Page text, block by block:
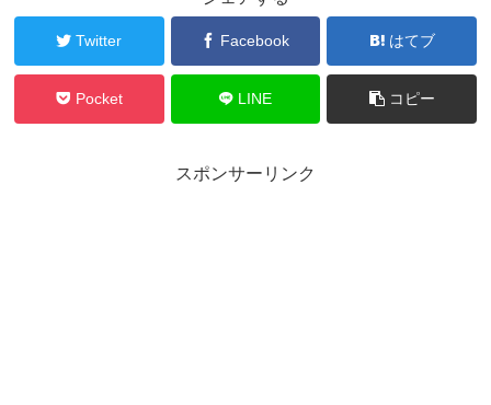
Twitter Facebook はてブ
Pocket LINE コピー
スポンサーリンク